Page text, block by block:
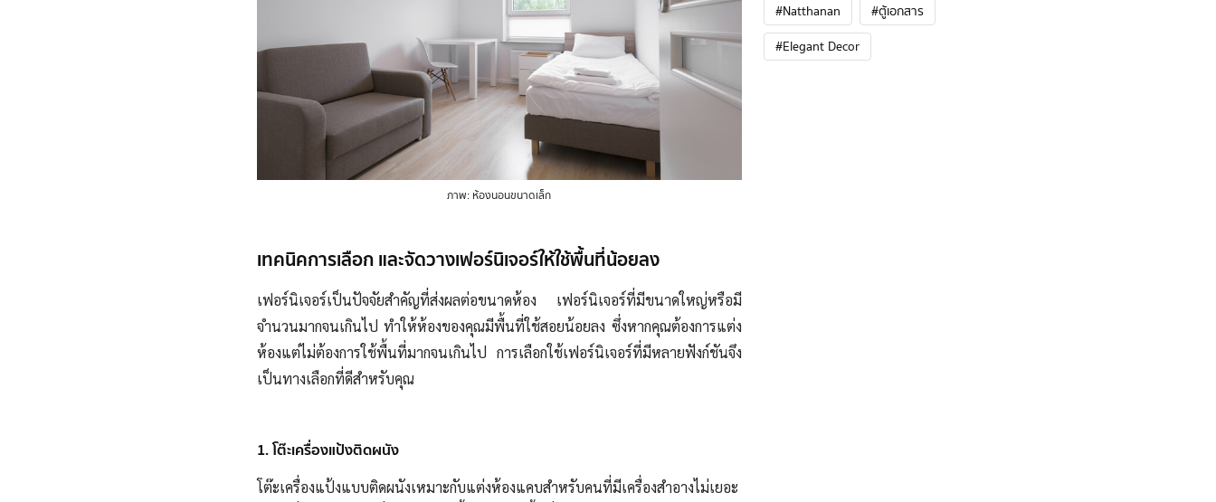
ภาพ: ห้องนอนขนาดเล็ก
เทคนิคการเลือก และจัดวางเฟอร์นิเจอร์ให้ใช้พื้นที่น้อยลง
เฟอร์นิเจอร์เป็นปัจจัยสำคัญที่ส่งผลต่อขนาดห้อง เฟอร์นิเจอร์ที่มีขนาดใหญ่หรือมี
จำนวนมากจนเกินไป ทำให้ห้องของคุณมีพื้นที่ใช้สอยน้อยลง ซึ่งหากคุณต้องการแต่ง
ห้องแต่ไม่ต้องการใช้พื้นที่มากจนเกินไป การเลือกใช้เฟอร์นิเจอร์ที่มีหลายฟังก์ชันจึง
เป็นทางเลือกที่ดีสำหรับคุณ
1. โต๊ะเครื่องแป้งติดผนัง
โต๊ะเครื่องแป้งแบบติดผนังเหมาะกับแต่งห้องแคบสำหรับคนที่มีเครื่องสำอางไม่เยอะ
#Natthanan
#ตู้เอกสาร
#Elegant Decor